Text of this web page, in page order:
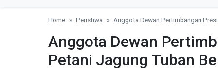
Home Peristiwa Anggota Dewan Pertimbangan
Anggota Dewan
Petani Jagung Tuban